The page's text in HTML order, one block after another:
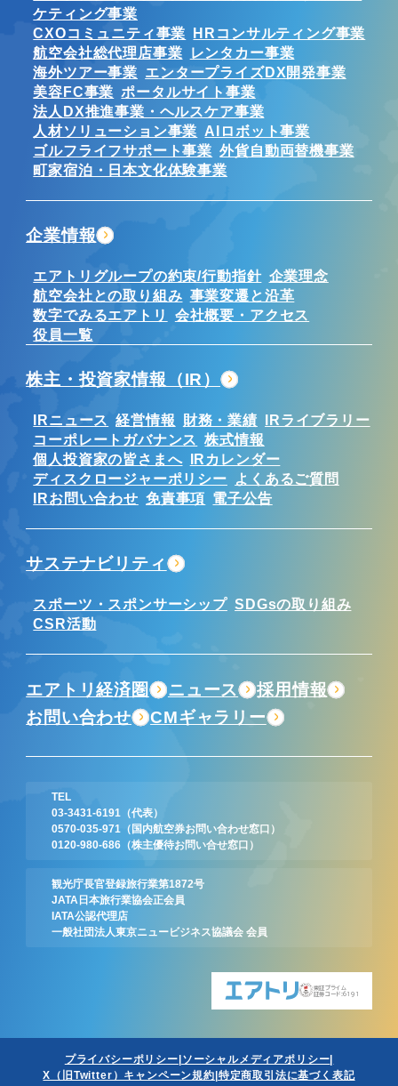
TEL
03-3431-6191
（代表）
0570-035-971
（国内航空券お問い合わせ窓口）
0120-980-686 （株主優待お問い合せ窓口）
観光庁長官登録旅行業第1872号
JATA日本旅行業協会正会員
IATA公認代理店
一般社団法人東京ニュービジネス協議会 会員
東証プライム
証券コード:6191
ケティング事業
CXOコミュニティ事業 HRコンサルティング事業
航空会社総代理店事業
レンタカー事業
海外ツアー事業
エンタープライズDX開発事業
美容FC事業 ポータルサイト事業
法人DX推進事業・ヘルスケア事業
人材ソリューション事業 AIロボット事業
ゴルフライフサポート事業 外貨自動両替機事業
町家宿泊・日本文化体験事業
企業情報
エアトリグループの約束/行動指針 企業理念
航空会社との取り組み 事業変遷と沿革
数字でみるエアトリ
会社概要・アクセス
役員一覧
株主・投資家情報（IR）
IRニュース 経営情報 財務・業績 IRライブラリー
コーポレートガバナンス 株式情報
個人投資家の皆さまへ IRカレンダー
ディスクロージャーポリシー
よくあるご質問
IRお問い合わせ 免責事項 電子公告
サステナビリティ
スポーツ・スポンサーシップ SDGsの取り組み
CSR活動
エアトリ経済圏 ニュース
採用情報
お問い合わせ
CMギャラリー
プライバシーポリシー ソーシャルメディアポリシー
X（旧Twitter）キャンペーン規約 特定商取引法に基づく表記